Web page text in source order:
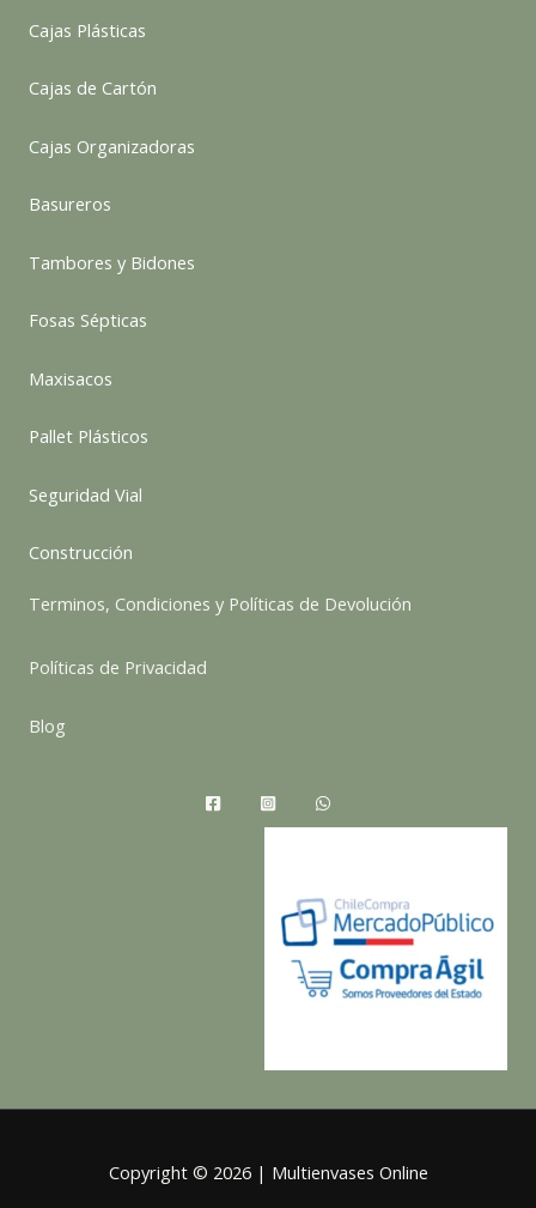
Cajas Plásticas
Cajas de Cartón
Cajas Organizadoras
Basureros
Tambores y Bidones
Fosas Sépticas
Maxisacos
Pallet Plásticos
Seguridad Vial
Construcción
Terminos, Condiciones y Políticas de Devolución
Políticas de Privacidad
Blog
Copyright © 2026 | Multienvases Online